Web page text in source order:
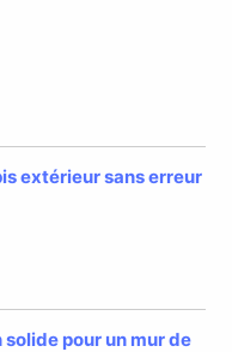
extérieur sans erreur
pour un mur de